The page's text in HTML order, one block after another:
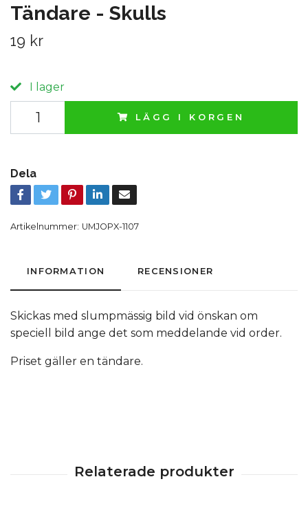
Tändare - Skulls
19 kr
I lager
LÄGG I KORGEN
Dela
Artikelnummer: UMJOPX-1107
INFORMATION RECENSIONER
Skickas med slumpmässig bild vid önskan om
speciell bild ange det som meddelande vid order.
Priset gäller en tändare.